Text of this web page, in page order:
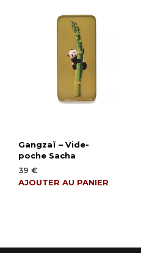
Gangzaï – Vide-
poche Sacha
39 €
AJOUTER AU PANIER